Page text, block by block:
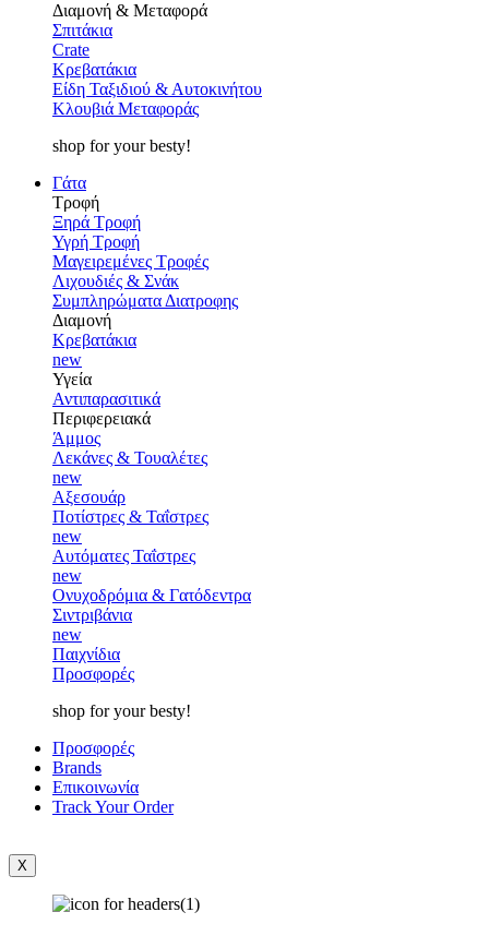
Διαμονή & Μεταφορά
Σπιτάκια
Crate
Κρεβατάκια
Είδη Ταξιδιού & Αυτοκινήτου
Κλουβιά Μεταφοράς
shop for your besty!
Γάτα
Τροφή
Ξηρά Τροφή
Υγρή Τροφή
Μαγειρεμένες Τροφές
Λιχουδιές & Σνάκ
Συμπληρώματα Διατροφης
Διαμονή
Κρεβατάκια
new
Υγεία
Αντιπαρασιτικά
Περιφερειακά
Άμμος
Λεκάνες & Τουαλέτες
new
Αξεσουάρ
Ποτίστρες & Ταΐστρες
new
Αυτόματες Ταΐστρες
new
Ονυχοδρόμια & Γατόδεντρα
Σιντριβάνια
new
Παιχνίδια
Προσφορές
shop for your besty!
Προσφορές
Brands
Επικοινωνία
Track Your Order
X